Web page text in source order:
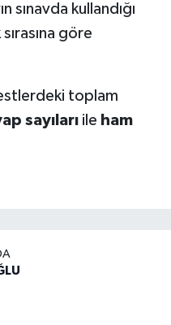
sınavda kullandığı
göre
toplam
sayılarıile ham